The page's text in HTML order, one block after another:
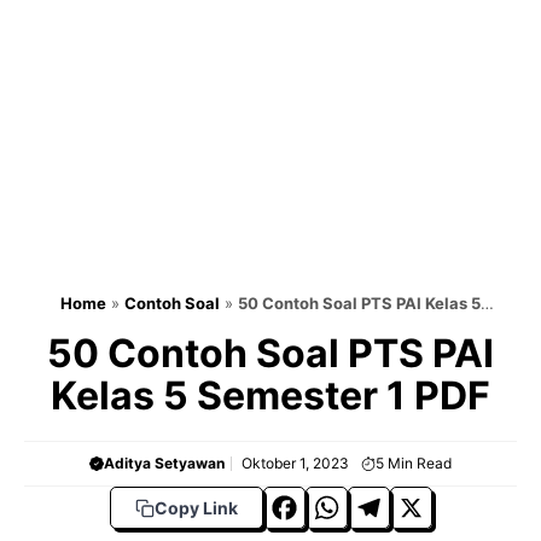
Home » Contoh Soal » 50 Contoh Soal PTS PAI Kelas 5
50 Contoh Soal PTS PAI
Kelas 5 Semester 1 PDF
Aditya Setyawan Oktober 1, 2023 5 Min Read
Copy Link
F W T X